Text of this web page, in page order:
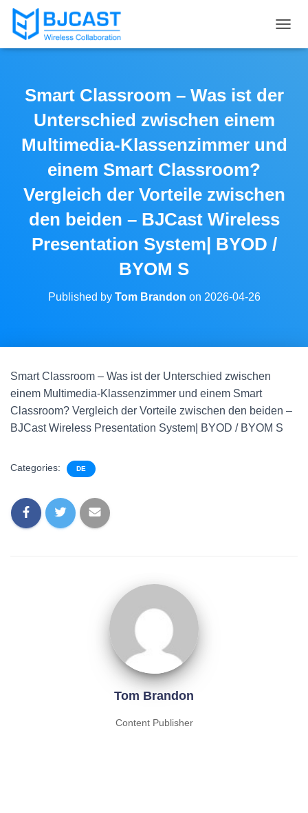
O
V
I
T
Smart Classroom – Was ist der
Unterschied zwischen einem
Multimedia-Klassenzimmer und
einem Smart Classroom?
Vergleich der Vorteile zwischen
den beiden – BJCast Wireless
Presentation System| BYOD /
BYOM S
Published by Tom Brandon on 2026-04-26
Smart Classroom – Was ist der Unterschied zwischen
einem Multimedia-Klassenzimmer und einem Smart
Classroom? Vergleich der Vorteile zwischen den beiden –
BJCast Wireless Presentation System| BYOD / BYOM S
Categories: DE
Tom Brandon
Content Publisher